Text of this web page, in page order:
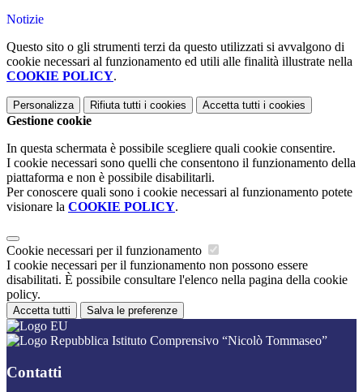
Notizie
Questo sito o gli strumenti terzi da questo utilizzati si avvalgono di
cookie necessari al funzionamento ed utili alle finalità illustrate nella
COOKIE POLICY.
Personalizza Rifiuta tutti i cookies Accetta tutti i cookies
Gestione cookie
In questa schermata è possibile scegliere quali cookie consentire.
I cookie necessari sono quelli che consentono il funzionamento della
piattaforma e non è possibile disabilitarli.
Per conoscere quali sono i cookie necessari al funzionamento potete
visionare la COOKIE POLICY.
Cookie necessari per il funzionamento
I cookie necessari per il funzionamento non possono essere
disabilitati. È possibile consultare l'elenco nella pagina della cookie
policy.
Accetta tutti Salva le preferenze
Istituto Comprensivo “Nicolò Tommaseo”
Contatti